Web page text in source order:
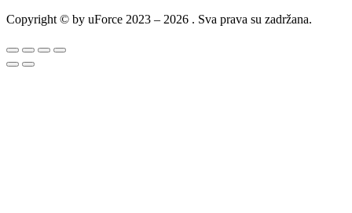
Copyright © by uForce 2023 – 2026 . Sva prava su zadržana.